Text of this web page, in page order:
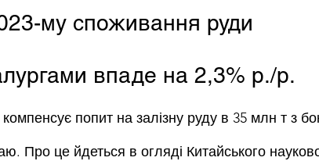
му споживання руди
впаде на 2,3% р./р.
попит на залізну руду в 35 млн т з
Про це йдеться в огляді Китайського